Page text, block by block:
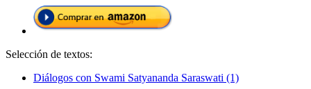
Selección de textos:
Diálogos con Swami Satyananda Saraswati (1)